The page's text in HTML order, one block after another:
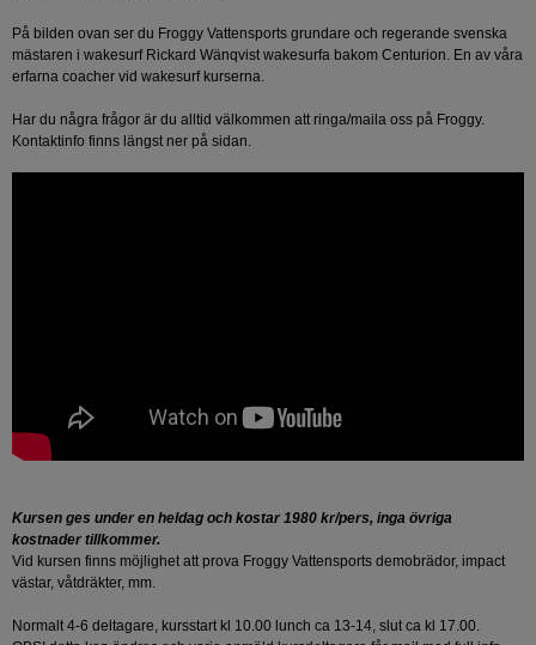
På bilden ovan ser du Froggy Vattensports grundare och regerande svenska
mästaren i wakesurf Rickard Wänqvist wakesurfa bakom Centurion. En av våra
erfarna coacher vid wakesurf kurserna.
Har du några frågor är du alltid välkommen att ringa/maila oss på Froggy.
Kontaktinfo finns längst ner på sidan.
Kursen ges under en heldag och kostar 1980 kr/pers, inga övriga
kostnader tillkommer.
Vid kursen finns möjlighet att prova Froggy Vattensports demobrädor, impact
västar, våtdräkter, mm.
Normalt 4-6 deltagare, kursstart kl 10.00 lunch ca 13-14, slut ca kl 17.00.